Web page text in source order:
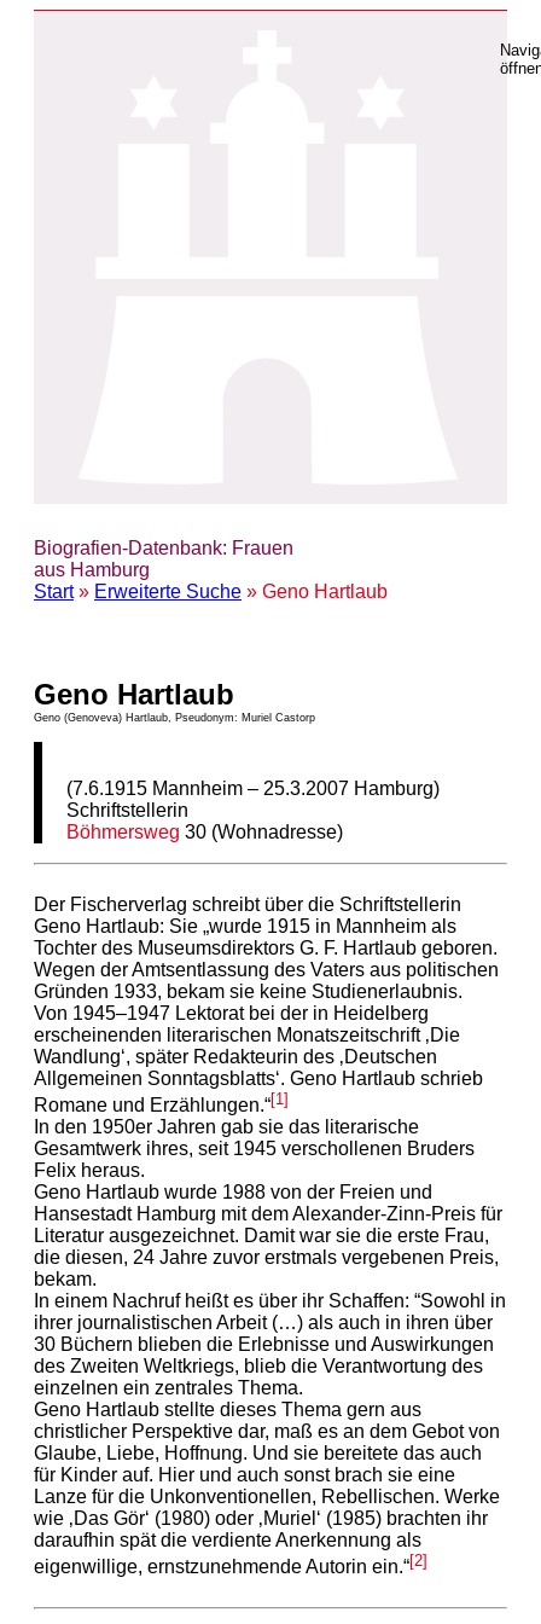
Biografien-Datenbank: Frauen
aus Hamburg
Start» Erweiterte Suche » Geno Hartlaub
Geno Hartlaub
Geno (Genoveva) Hartlaub, Pseudonym: Muriel Castorp
(7.6.1915 Mannheim – 25.3.2007 Hamburg)
Schriftstellerin
Böhmersweg 30 (Wohnadresse)
Der Fischerverlag schreibt über die Schriftstellerin
Geno Hartlaub: Sie „wurde 1915 in Mannheim als
Tochter des Museumsdirektors G. F. Hartlaub geboren.
Wegen der Amtsentlassung des Vaters aus politischen
Gründen 1933, bekam sie keine Studienerlaubnis.
Von 1945–1947 Lektorat bei der in Heidelberg
erscheinenden literarischen Monatszeitschrift ‚Die
Wandlung‘, später Redakteurin des ‚Deutschen
Allgemeinen Sonntagsblatts‘. Geno Hartlaub schrieb
Romane und Erzählungen.“[1]
In den 1950er Jahren gab sie das literarische
Gesamtwerk ihres, seit 1945 verschollenen Bruders
Felix heraus.
Geno Hartlaub wurde 1988 von der Freien und
Hansestadt Hamburg mit dem Alexander-Zinn-Preis für
Literatur ausgezeichnet. Damit war sie die erste Frau,
die diesen, 24 Jahre zuvor erstmals vergebenen Preis,
bekam.
In einem Nachruf heißt es über ihr Schaffen: “Sowohl in
ihrer journalistischen Arbeit (…) als auch in ihren über
30 Büchern blieben die Erlebnisse und Auswirkungen
des Zweiten Weltkriegs, blieb die Verantwortung des
einzelnen ein zentrales Thema.
Geno Hartlaub stellte dieses Thema gern aus
christlicher Perspektive dar, maß es an dem Gebot von
Glaube, Liebe, Hoffnung. Und sie bereitete das auch
für Kinder auf. Hier und auch sonst brach sie eine
Lanze für die Unkonventionellen, Rebellischen. Werke
wie ‚Das Gör‘ (1980) oder ‚Muriel‘ (1985) brachten ihr
daraufhin spät die verdiente Anerkennung als
eigenwillige, ernstzunehmende Autorin ein.“[2]